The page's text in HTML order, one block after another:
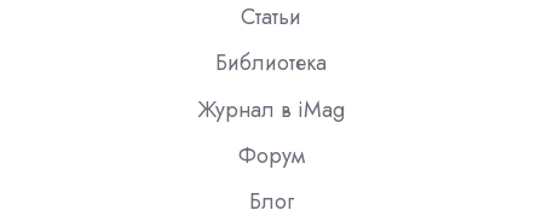
Статьи
Библиотека
Журнал в iMag
Форум
Блог